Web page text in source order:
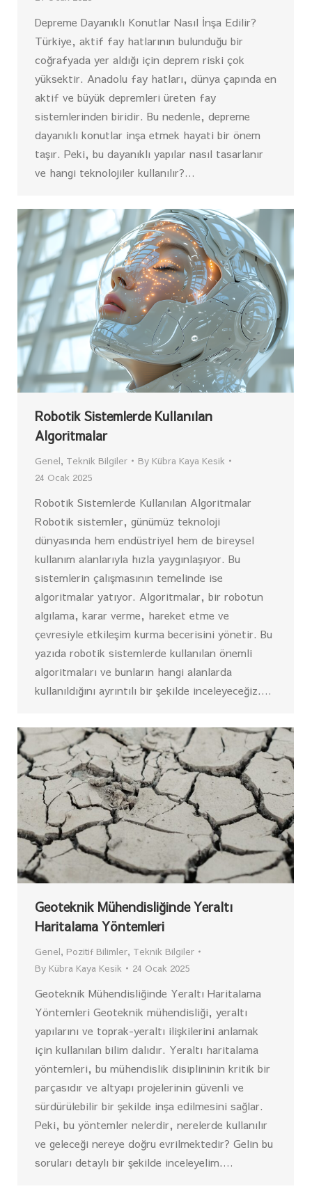
Depreme Dayanıklı Konutlar Nasıl İnşa Edilir?
Türkiye, aktif fay hatlarının bulunduğu bir
coğrafyada yer aldığı için deprem riski çok
yüksektir. Anadolu fay hatları, dünya çapında en
aktif ve büyük depremleri üreten fay
sistemlerinden biridir. Bu nedenle, depreme
dayanıklı konutlar inşa etmek hayati bir önem
taşır. Peki, bu dayanıklı yapılar nasıl tasarlanır
ve hangi teknolojiler kullanılır?…
Robotik Sistemlerde Kullanılan
Algoritmalar
Genel, Teknik Bilgiler By Kübra Kaya Kesik
24 Ocak 2025
Robotik Sistemlerde Kullanılan Algoritmalar
Robotik sistemler, günümüz teknoloji
dünyasında hem endüstriyel hem de bireysel
kullanım alanlarıyla hızla yaygınlaşıyor. Bu
sistemlerin çalışmasının temelinde ise
algoritmalar yatıyor. Algoritmalar, bir robotun
algılama, karar verme, hareket etme ve
çevresiyle etkileşim kurma becerisini yönetir. Bu
yazıda robotik sistemlerde kullanılan önemli
algoritmaları ve bunların hangi alanlarda
kullanıldığını ayrıntılı bir şekilde inceleyeceğiz.…
Geoteknik Mühendisliğinde Yeraltı
Haritalama Yöntemleri
Genel, Pozitif Bilimler, Teknik Bilgiler
By Kübra Kaya Kesik 24 Ocak 2025
Geoteknik Mühendisliğinde Yeraltı Haritalama
Yöntemleri Geoteknik mühendisliği, yeraltı
yapılarını ve toprak-yeraltı ilişkilerini anlamak
için kullanılan bilim dalıdır. Yeraltı haritalama
yöntemleri, bu mühendislik disiplininin kritik bir
parçasıdır ve altyapı projelerinin güvenli ve
sürdürülebilir bir şekilde inşa edilmesini sağlar.
Peki, bu yöntemler nelerdir, nerelerde kullanılır
ve geleceği nereye doğru evrilmektedir? Gelin bu
soruları detaylı bir şekilde inceleyelim.…